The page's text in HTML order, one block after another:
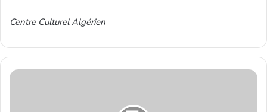
Centre Culturel Algérien